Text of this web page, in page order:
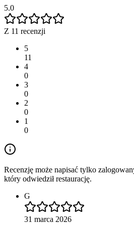
5.0
Z 11 recenzji
5
11
4
0
3
0
2
0
1
0
Recenzję może napisać tylko
który odwiedził restaurację.
G
31 marca 2026